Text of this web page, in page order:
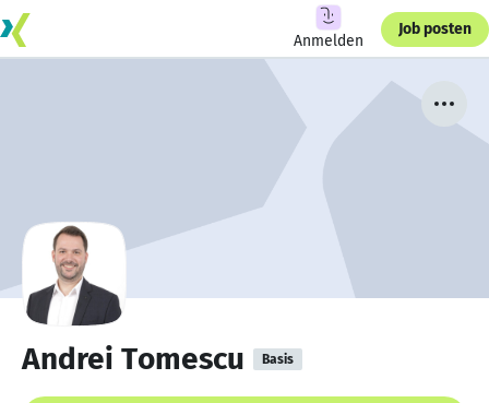
Anmelden
Job posten
Andrei Tomescu Basis